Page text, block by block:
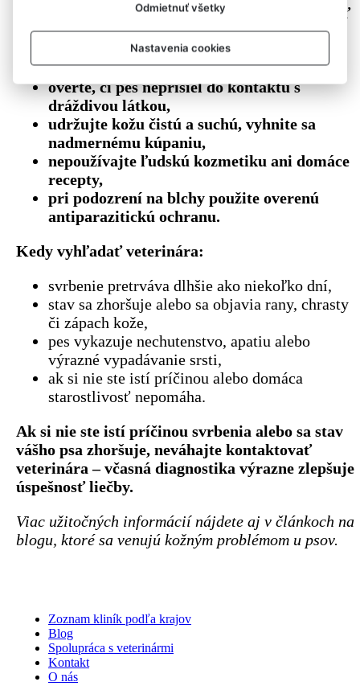
skontrolujte kožu a srsť, najmä prítomnosť
parazitov, rán alebo začervenania,
zabráňte ďalšiemu škrabaniu
krátkodobé použitie ochranného goliera),
overte, či pes neprišiel do kontaktu s
dráždivou látkou,
udržujte kožu čistú a suchú, vyhnite sa
nadmernému kúpaniu,
nepoužívajte ľudskú kozmetiku ani domáce
recepty,
pri podozrení na blchy použite overenú
antiparazitickú ochranu.
Kedy vyhľadať veterinára:
svrbenie pretrváva dlhšie ako niekoľko dní,
stav sa zhoršuje alebo sa objavia rany, chrasty
či zápach kože,
pes vykazuje nechutenstvo, apatiu alebo
výrazné vypadávanie srsti,
ak si nie ste istí príčinou alebo domáca
starostlivosť nepomáha.
Ak si nie ste istí príčinou svrbenia alebo sa stav
vášho psa zhoršuje, neváhajte kontaktovať
veterinára – včasná diagnostika výrazne zlepšuje
úspešnosť liečby.
Viac užitočných informácií nájdete aj v článkoch na
blogu, ktoré sa venujú kožným problémom u psov.
Zoznam kliník podľa krajov
Blog
Spolupráca s veterinármi
Kontakt
O nás
Odmietnuť všetky
Nastavenia cookies